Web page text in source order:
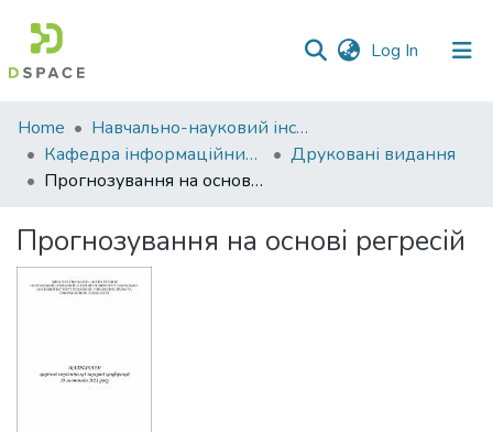
Log In (current)
Communities
&
Collections
Statistics
Home
Навчально-науковий інститут економіки, управління, права та інформаційних технологій
Кафедра інформаційних систем та технологій
Друковані видання
Прогнозування на основі регресій
Прогнозування на основі регресій